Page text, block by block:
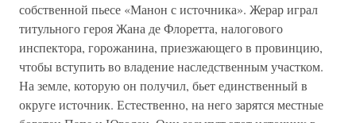
собственной пьесе «Манон с источника». Жерар играл
титульного героя Жана де Флоретта, налогового
инспектора, горожанина, приезжающего в провинцию,
чтобы вступить во владение наследственным участком.
На земле, которую он получил, бьет единственный в
округе источник. Естественно, на него зарятся местные